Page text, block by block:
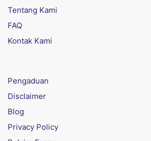
Tentang Kami
FAQ
Kontak Kami
Pengaduan
Disclaimer
Blog
Privacy Policy